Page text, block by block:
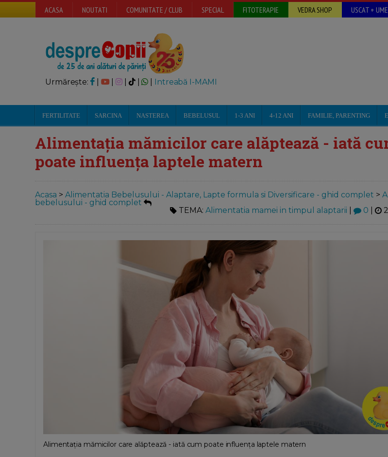
ACASA NOUTATI COMUNITATE / CLUB SPECIAL FITOTERAPIE VEDRA SHOP USCAT +
Urmărește: | | Intreabă I-MAMI
FERTILITATE SARCINA NASTEREA BEBELUSUL 1-3 ANI 4-12 ANI FAMILIE, PARENTING
Alimentația mămicilor care alăptează - iată
poate influența laptele matern
Acasa > Alimentatia Bebelusului - Alaptare, Lapte formula si Diversificare - ghid complet >
bebelusului - ghid complet
TEMA: Alimentatia mamei in timpul alaptarii 0
Alimentația mămicilor care alăptează - iată cum poate influența laptele matern